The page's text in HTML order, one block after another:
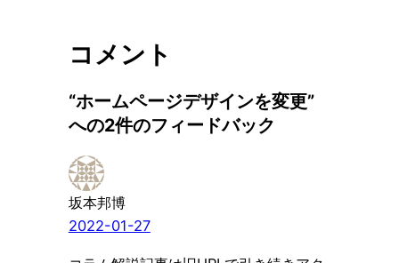
コメント
“ホームページデザインを変更”
への2件のフィードバック
坂本邦博
2022-01-27